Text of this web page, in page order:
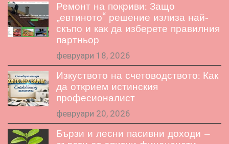
Ремонт на покриви: Защо
„евтиното“ решение излиза най-
скъпо и как да изберете правилния
партньор
февруари 18, 2026
Изкуството на счетоводството: Как
да открием истинския
професионалист
февруари 20, 2026
Бързи и лесни пасивни доходи –